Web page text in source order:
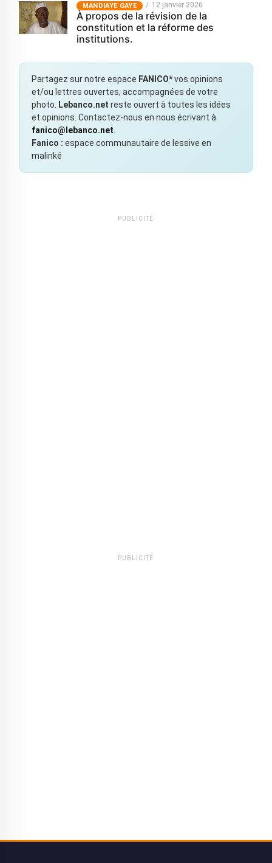
MANDIAYE GAYE 12 janvier 2026
À propos de la révision de la
constitution et la réforme des
institutions.
Partagez sur notre espace FANICO*vos opinions
et/ou lettres ouvertes, accompagnées de votre
photo.
Lebanco.net reste ouvert à toutes les idées
et opinions. Contactez-nous en nous écrivant à
fanico@lebanco.net
Fanico : espace communautaire de lessive en
malinké
PUBLICITÉ
PUBLICITÉ